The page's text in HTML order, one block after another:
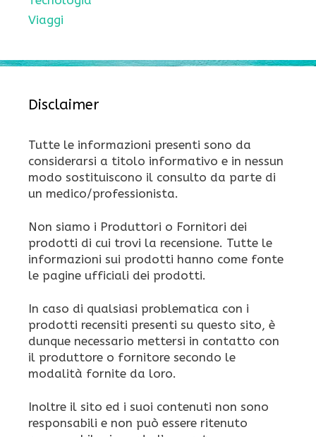
Viaggi
Disclaimer
Tutte le informazioni presenti sono da
considerarsi a titolo informativo e in nessun
modo sostituiscono il consulto da parte di
un medico/professionista.
Non siamo i Produttori o Fornitori dei
prodotti di cui trovi la recensione. Tutte le
informazioni sui prodotti hanno come fonte
le pagine ufficiali dei prodotti.
In caso di qualsiasi problematica con i
prodotti recensiti presenti su questo sito, è
dunque necessario mettersi in contatto con
il produttore o fornitore secondo le
modalità fornite da loro.
Inoltre il sito ed i suoi contenuti non sono
responsabili e non può essere ritenuto